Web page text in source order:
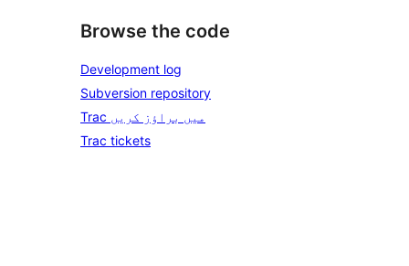
Browse the code
Development log
Subversion repository
Trac میں براؤز کریں
Trac tickets